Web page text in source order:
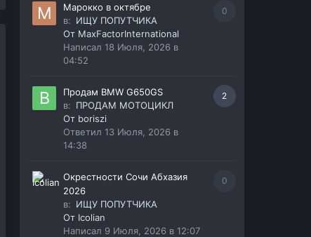
0
Марокко в октябре
в: ИЩУ ПОПУТЧИКА
От MaxFactorInternational
Написал 18 Июля, 2026 в
04:52
2
Продам BMW G650GS
в: ПРОДАМ МОТОЦИКЛ
От boriszi
Ответил 13 Июля, 2026 в
14:38
0
Окрестности Сочи Абхазия
2026
в: ИЩУ ПОПУТЧИКА
От Icolian
Написал 9 Июля, 2026 в 12:07